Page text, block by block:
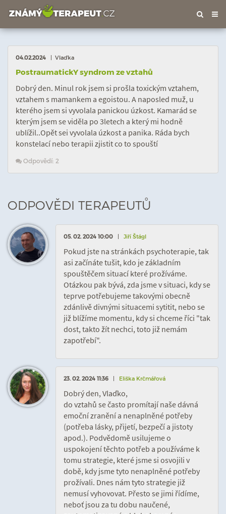
04.02.2024 | Vlaďka
PostraumatickY syndrom ze vztahů
Dobrý den. Minul rok jsem si prošla toxickým vztahem,
vztahem s mamankem a egoistou. A naposled muž, u
kterého jsem si vyvolala panickou úzkost. Kamarád se
kterým jsem se viděla po 3letech a který mi hodně
ublížil..Opět sei vyvolala úzkost a panika. Ráda bych
konstelací nebo terapii zjistit co to spouští
Odpovědí: 2
ODPOVĚDI TERAPEUTŮ
05. 02. 2024 10:00 | Jiří Štágl
Pokud jste na stránkách psychoterapie, tak
asi začínáte tušit, kdo je základním
spouštěčem situací které prožíváme.
Otázkou pak bývá, zda jsme v situaci, kdy se
teprve potřebujeme takovými obecně
zdánlivě divnými situacemi sytitit, nebo se
již blížíme momentu, kdy si chceme říci "tak
dost, takto žít nechci, toto již nemám
zapotřebí".
23. 02. 2024 11:36 | Eliška Krčmářová
Dobrý den, Vlaďko,
do vztahů se často promítají naše dávná
emoční zranění a nenaplněné potřeby
(potřeba lásky, přijetí, bezpečí a jistoty
apod.). Podvědomě usilujeme o
uspokojení těchto potřeb a používáme k
tomu strategie, které jsme si osvojili v
době, kdy jsme tyto nenaplněné potřeby
prožívali. Dnes nám tyto strategie již
nemusí vyhovovat. Přesto se jimi řídíme,
neboť jsou za tu dobu naučené,